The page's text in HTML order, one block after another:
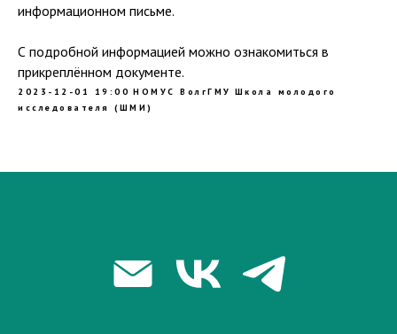
информационном письме.
С подробной информацией можно ознакомиться в
прикреплённом документе.
2023-12-01 19:00 НОМУС ВолгГМУ Школа молодого
исследователя (ШМИ)